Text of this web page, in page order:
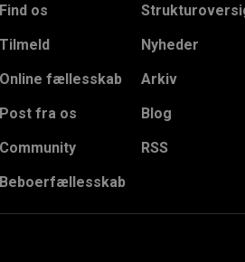
Find os
Tilmeld
Online fællesskab
Post fra os
Community
Beboerfællesskab
Nyheder
Arkiv
Blog
RSS